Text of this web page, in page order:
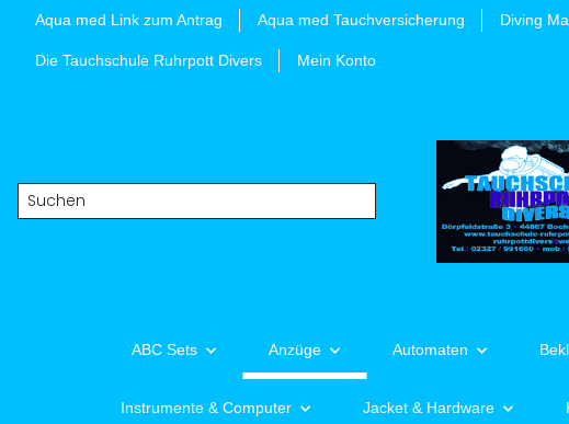
Aqua med Link zum Antrag Aqua med Tauchversicherung Diving
Die Tauchschule Ruhrpott Divers Mein Konto
ABC Sets Anzüge Automaten
Instrumente & Computer Jacket & Hardware